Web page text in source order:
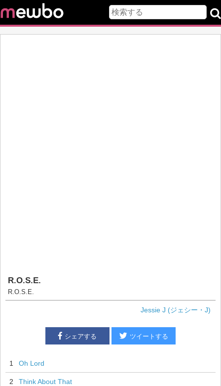
R.O.S.E.
R.O.S.E.
Jessie J (ジェシー・J)
シェアする ツイートする
1 Oh Lord
2 Think About That